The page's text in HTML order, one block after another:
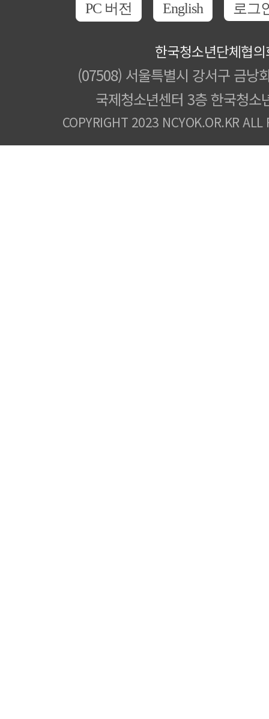
PC 버전 English 로그
한국청소년단체협
(07508) 서울특별시 강서구 금낭
국제청소년센터 3층 한국청소
COPYRIGHT 2023 NCYOK.OR.KR ALL